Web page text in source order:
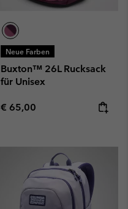
Neue Farben
Buxton™ 26L Rucksack
für Unisex
Regular price:
€ 65,00